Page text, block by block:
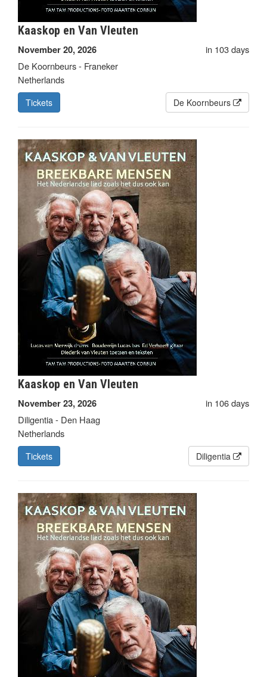
Kaaskop en Van Vleuten
November 20, 2026
in 103 days
De Koornbeurs - Franeker
Netherlands
Tickets De Koornbeurs
Kaaskop en Van Vleuten
November 23, 2026
in 106 days
Diligentia - Den Haag
Netherlands
Tickets Diligentia